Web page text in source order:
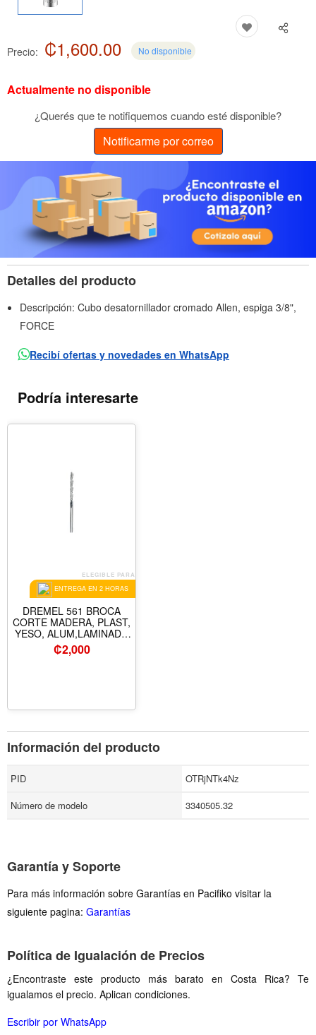
Precio: ₡1,600.00 No disponible
Actualmente no disponible
¿Querés que te notifiquemos cuando esté disponible?
Notificarme por correo
Detalles del producto
Descripción: Cubo desatornillador cromado Allen, espiga 3/8",
FORCE
Recibí ofertas y novedades en WhatsApp
Podría interesarte
ELEGIBLE PARA
ENTREGA EN 2 HORAS
DREMEL 561 BROCA
CORTE MADERA, PLAST,
YESO, ALUM,LAMINADO
1/8" (3.2 MM )
2615000561
₡2,000
Información del producto
PID
OTRjNTk4Nz
Número de modelo
3340505.32
Garantía y Soporte
Para más información sobre Garantías en Pacifiko visitar la
siguiente pagina: Garantías
Política de Igualación de Precios
¿Encontraste este producto más barato en Costa Rica? Te
igualamos el precio. Aplican condiciones.
Escribir por WhatsApp